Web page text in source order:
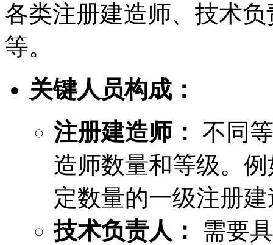
各类注册建造师、技术
等。
关键人员构成：
注册建造师： 不同
造师数量和等级。
定数量的一级注册
技术负责人：
需要